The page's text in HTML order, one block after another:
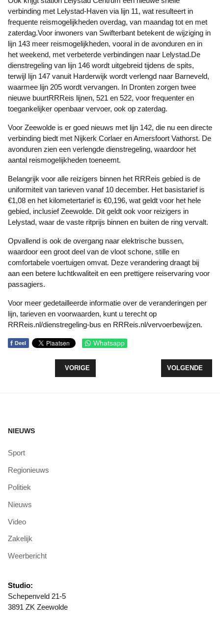
verbinding met Lelystad-Haven via lijn 11, wat resulteert in
frequente reismogelijkheden overdag, van maandag tot en met
zaterdag.Voor inwoners van Swifterbant betekent de wijziging in
lijn 143 meer reismogelijkheden, vooral in de avonduren en in
het weekend, met verbeterde verbindingen naar Lelystad.De
dienstregeling van lijn 146 wordt uitgebreid tijdens de spits,
terwijl lijn 147 vanuit Harderwijk wordt verlengd naar Barneveld,
waarmee lijn 205 wordt vervangen. In Dronten zorgen twee
nieuwe buurtRRReis lijnen, 521 en 522, voor frequenter en
toegankelijker openbaar vervoer, ook op zaterdag.
Voor Zeewolde is er goed nieuws met lijn 142, die nu een directe
verbinding biedt met Nijkerk Corlaer en Amersfoort Vathorst. De
avonduren zien een verlengde dienstregeling, waardoor het
aantal reismogelijkheden toeneemt.
Belangrijk voor alle reizigers binnen het RRReis gebied is de
uniformiteit van tarieven vanaf 10 december. Het basistarief is
€1,08 en het kilometertarief is €0,196, wat geldt voor het hele
gebied, inclusief Zeewolde. Dit geldt ook voor reizigers in
Lelystad, waar de vaste ritprijs binnen en buiten de ring vervalt.
Opvallend is ook de overgang naar elektrische bussen,
waardoor een groot deel van de vloot schone, stille en
comfortabele voertuigen omvat. Deze verandering draagt bij
aan een betere luchtkwaliteit en een prettigere reiservaring voor
passagiers.
Voor meer gedetailleerde informatie over de veranderingen per
lijn, tarieven en voorwaarden, kunt u terecht op
RRReis.nl/dienstregeling-bus en RRReis.nl/vervoerbewijzen.
f Deel Whatsapp
VORIG ARTIKEL: ZIEKENHUIS ST JANSDAL EN
VORIGE VOLGENDE
VOLGENDE
NIEUWS
Sport
Regionieuws
Politiek
Nieuws
Video
Zakelijk
Weerbericht
Studio:
Schepenveld 21-5
3891 ZK Zeewolde